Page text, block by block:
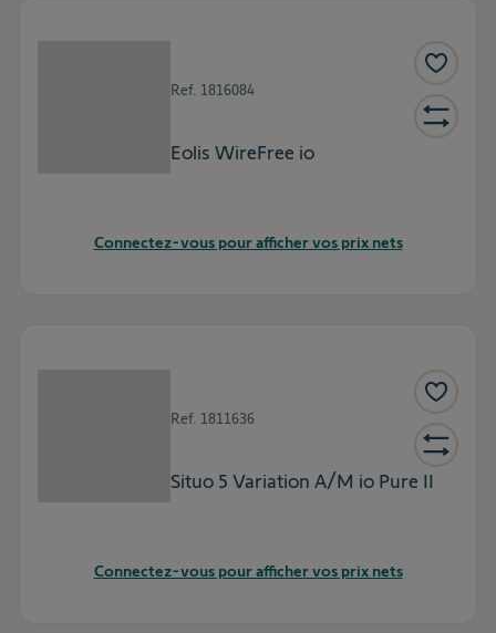
Ref. 1816084
Eolis WireFree io
Connectez-vous pour afficher vos prix nets
Ref. 1811636
Situo 5 Variation A/M io Pure II
Connectez-vous pour afficher vos prix nets